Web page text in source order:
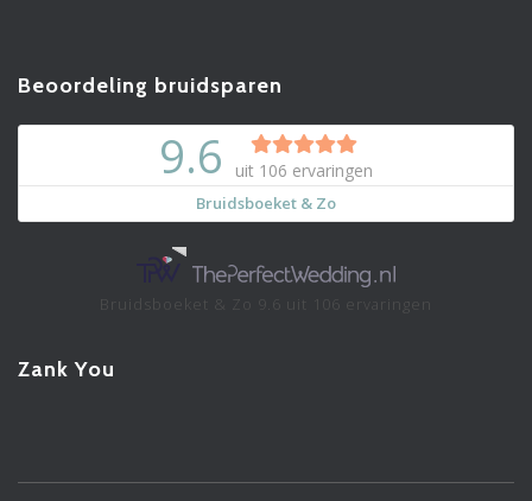
Beoordeling bruidsparen
Bruidsboeket & Zo 9.6 uit 106 ervaringen
Zank You